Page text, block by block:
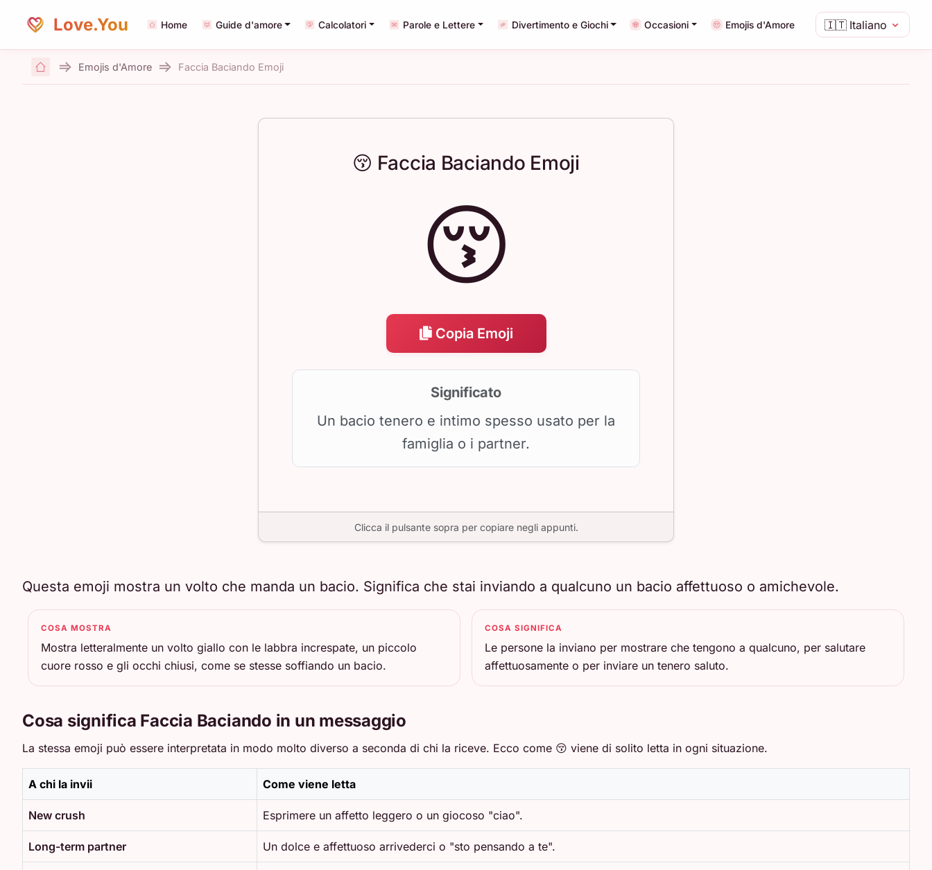
Love.You 🇮🇹 Italiano
Home Guide d'amore Calcolatori Parole e Lettere Divertimento e Giochi Occasioni Emojis d'Amore
Home
Emojis d'Amore Faccia Baciando Emoji
😚 Faccia Baciando Emoji
😚
Copia Emoji
Significato
Un bacio tenero e intimo spesso usato per la
famiglia o i partner.
Clicca il pulsante sopra per copiare negli appunti.
Questa emoji mostra un volto che manda un bacio. Significa che stai inviando a qualcuno un bacio affettuoso o amichevole.
COSA MOSTRA
Mostra letteralmente un volto giallo con le labbra increspate, un piccolo
cuore rosso e gli occhi chiusi, come se stesse soffiando un bacio.
COSA SIGNIFICA
Le persone la inviano per mostrare che tengono a qualcuno, per salutare
affettuosamente o per inviare un tenero saluto.
Cosa significa Faccia Baciando in un messaggio
La stessa emoji può essere interpretata in modo molto diverso a seconda di chi la riceve. Ecco come 😚 viene di solito letta in ogni situazione.
A chi la invii Come viene letta
New crush Esprimere un affetto leggero o un giocoso "ciao".
Long-term partner Un dolce e affettuoso arrivederci o "sto pensando a te".